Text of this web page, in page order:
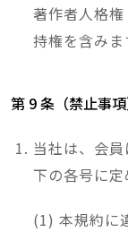
著作者人格
持権を含みま
第 9 条（禁止事項
当社は、会
下の各号に定
本規約に